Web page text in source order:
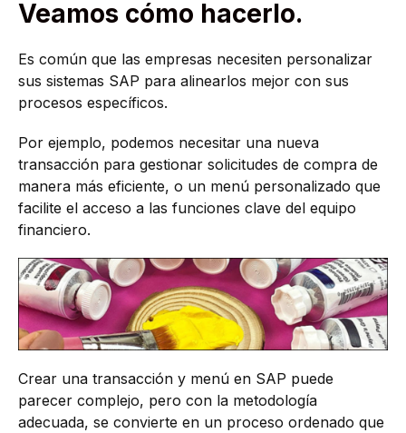
Veamos cómo hacerlo.
Es común que las empresas necesiten personalizar
sus sistemas SAP para alinearlos mejor con sus
procesos específicos.
Por ejemplo, podemos necesitar una nueva
transacción para gestionar solicitudes de compra de
manera más eficiente, o un menú personalizado que
facilite el acceso a las funciones clave del equipo
financiero.
Crear una transacción y menú en SAP puede
parecer complejo, pero con la metodología
adecuada, se convierte en un proceso ordenado que